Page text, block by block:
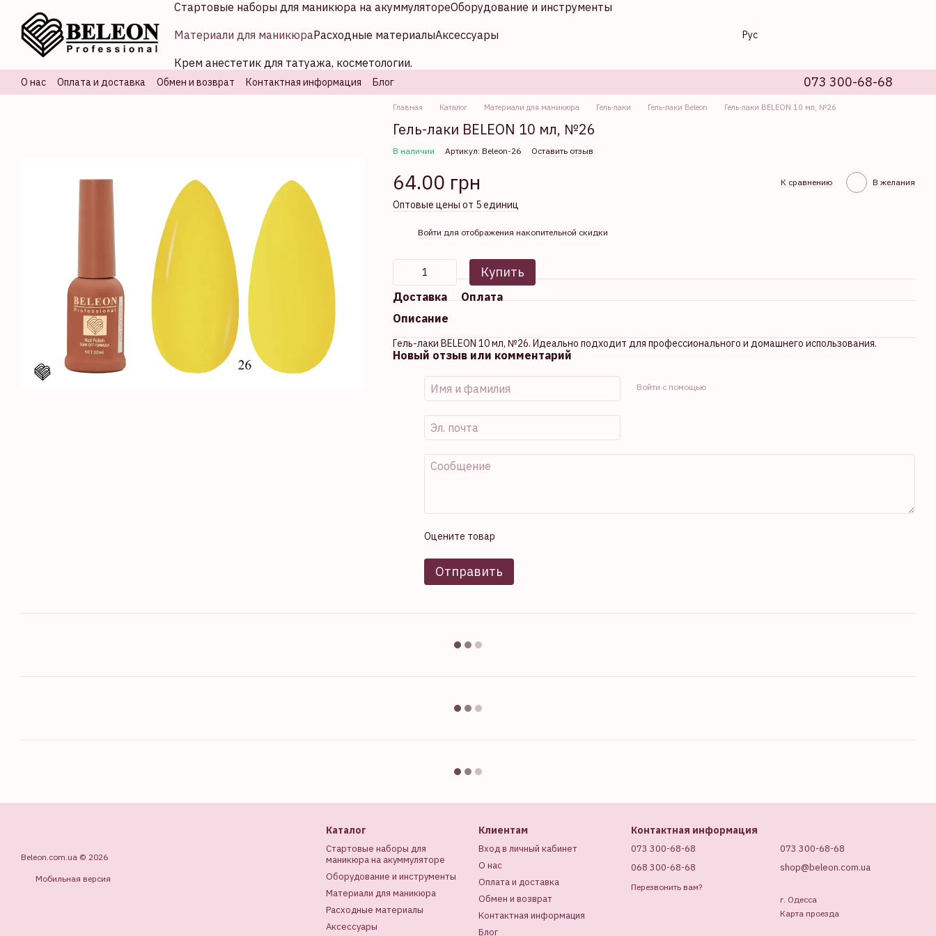
Перейти к основному контенту Стартовые наборы для маникюра на акуммулятореОборудование и инструменты
Материали для маникюраРасходные материалыАксессуары
Крем анестетик для татуажа, косметологии.
Рус
О нас Оплата и доставка Обмен и возврат Контактная информация Блог 073 300-68-68
Главная Каталог Материали для маникюра Гель-лаки Гель-лаки Beleon Гель-лаки BELEON 10 мл, №26
Гель-лаки BELEON 10 мл, №26
В наличии Артикул: Beleon-26 Оставить отзыв
64.00 грн К сравнению В желания
Оптовые цены от 5 единиц
Войти для отображения накопительной скидки
Купить
Доставка
Оплата
Описание
Гель-лаки BELEON 10 мл, №26. Идеально подходит для профессионального и домашнего использования.
Новый отзыв или комментарий
Войти с помощью
Оцените товар
Отправить
Beleon.com.ua © 2026
Мобильная версия
Каталог
Стартовые наборы для
маникюра на акуммуляторе
Оборудование и инструменты
Материали для маникюра
Расходные материалы
Аксессуары
Клиентам
Вход в личный кабинет
О нас
Оплата и доставка
Обмен и возврат
Контактная информация
Блог
Контактная информация
073 300-68-68
068 300-68-68
Перезвонить вам?
073 300-68-68
shop@beleon.com.ua
г. Одесса
Карта проезда